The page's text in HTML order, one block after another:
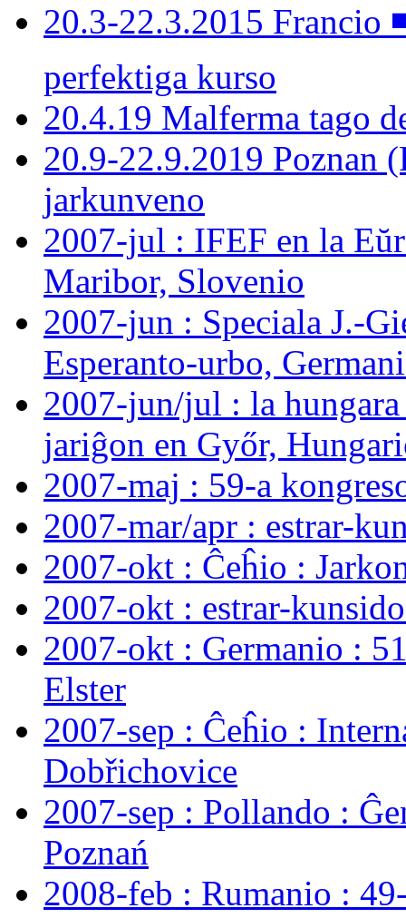
20.3-22.3.2015 Francio
perfektiga kurso
20.4.19 Malferma tago
20.9-22.9.2019 Poznan
jarkunveno
2007-jul : IFEF en la
Maribor, Slovenio
2007-jun : Speciala J.-
Esperanto-urbo,
2007-jun/jul : la
jariĝon en Győr,
2007-maj : 59-a
2007-mar/apr : estrar-
2007-okt : Ĉeĥio :
2007-okt : estrar-
2007-okt : Germanio :
Elster
2007-sep : Ĉeĥio :
Dobřichovice
2007-sep : Pollando :
Poznań
2008-feb : Rumanio :